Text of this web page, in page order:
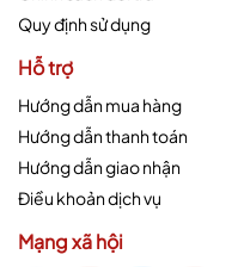
Quy định sử dụng
Hỗ trợ
Hướng dẫn mua hàng
Hướng dẫn thanh toán
Hướng dẫn giao nhận
Điều khoản dịch vụ
Mạng xã hội